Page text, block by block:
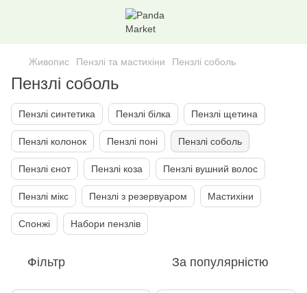
Живопис Пензлі та мастихіни Пензлі соболь
Пензлі соболь
Пензлі синтетика Пензлі білка Пензлі щетина
Пензлі колонок Пензлі поні Пензлі соболь
Пензлі єнот Пензлі коза Пензлi вушний волос
Пензлі мiкс Пензлі з резервуаром Мастихіни
Спонжi Набори пензлiв
Фільтр За популярністю